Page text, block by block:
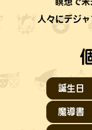
人々にデジ
誕生日
魔導書